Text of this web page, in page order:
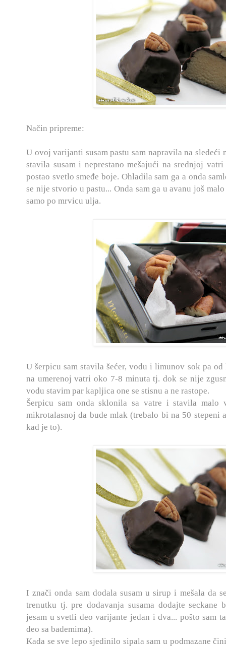
Način pripreme:
U ovoj varijanti susam pastu sam napravila na
stavila susam i neprestano mešajući na srednjoj
postao svetlo smeđe boje. Ohladila sam ga a onda
se nije stvorio u pastu... Onda sam ga u avanu još
samo po mrvicu ulja.
U šerpicu sam stavila šećer, vodu i limunov sok pa
na umerenoj vatri oko 7-8 minuta tj. dok se nije
vodu stavim par kapljica one se stisnu a ne rastope.
Šerpicu sam onda sklonila sa vatre i stavila malo
mikrotalasnoj da bude mlak (trebalo bi na 50 stepeni
kad je to).
I znači onda sam dodala susam u sirup i mešala da
trenutku tj. pre dodavanja susama dodajte seckane
jesam u svetli deo varijante jedan i dva... pošto sam
deo sa bademima).
Kada se sve lepo sjedinilo sipala sam u podmazane